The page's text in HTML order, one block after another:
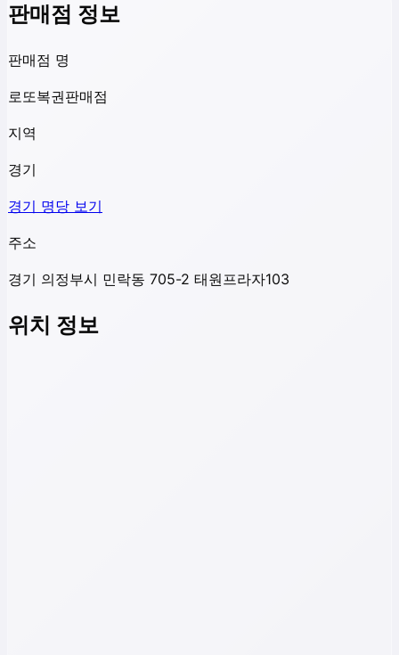
판매점 정보
판매점 명
로또복권판매점
지역
경기
경기 명당 보기
주소
경기 의정부시 민락동 705-2 태원프라자103
위치 정보